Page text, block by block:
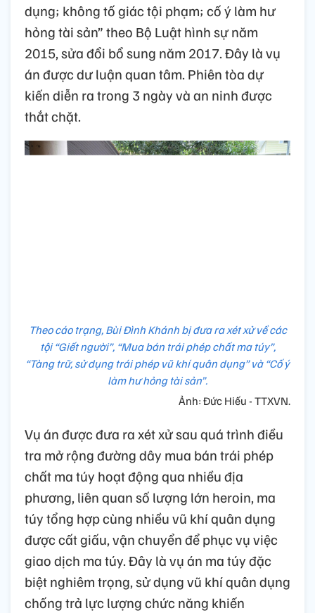
dụng; không tố giác tội phạm; cố ý làm hư
hỏng tài sản” theo Bộ Luật hình sự năm
2015, sửa đổi bổ sung năm 2017. Đây là vụ
án được dư luận quan tâm. Phiên tòa dự
kiến diễn ra trong 3 ngày và an ninh được
thắt chặt.
Theo cáo trạng, Bùi Đình Khánh bị đưa ra xét xử về các
tội “Giết người”, “Mua bán trái phép chất ma túy”,
“Tàng trữ, sử dụng trái phép vũ khí quân dụng” và “Cố ý
làm hư hỏng tài sản”.
Ảnh: Đức Hiếu - TTXVN.
Vụ án được đưa ra xét xử sau quá trình điều
tra mở rộng đường dây mua bán trái phép
chất ma túy hoạt động qua nhiều địa
phương, liên quan số lượng lớn heroin, ma
túy tổng hợp cùng nhiều vũ khí quân dụng
được cất giấu, vận chuyển để phục vụ việc
giao dịch ma túy. Đây là vụ án ma túy đặc
biệt nghiêm trọng, sử dụng vũ khí quân dụng
chống trả lực lượng chức năng khiến